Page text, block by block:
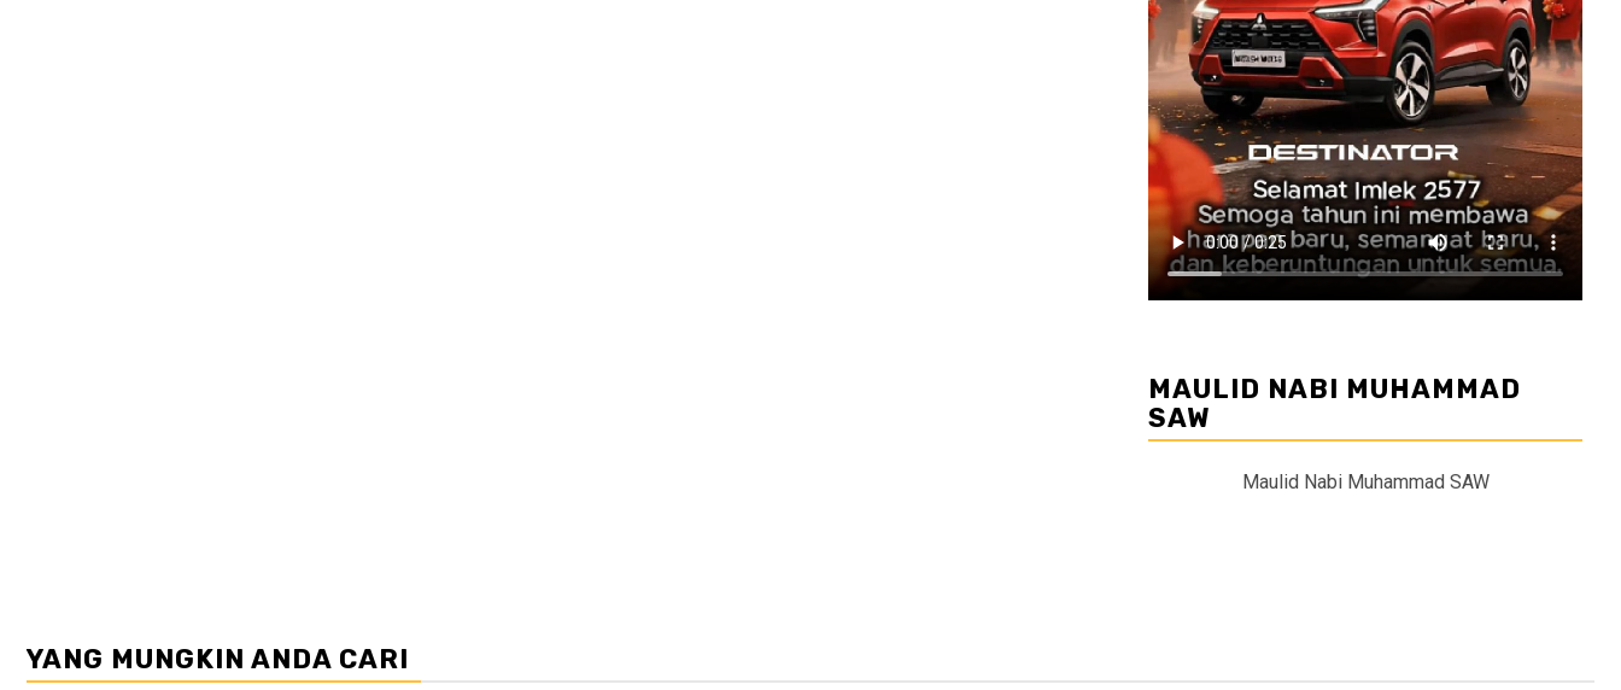
MAULID NABI MUHAMMAD
SAW
Maulid Nabi Muhammad SAW
YANG MUNGKIN ANDA CARI